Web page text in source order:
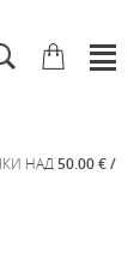
НАД 50.00 € /